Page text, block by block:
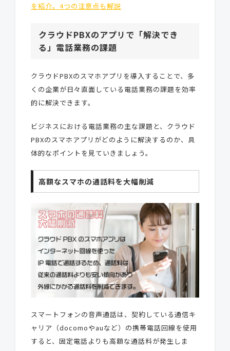
を紹介。4つの注意点も解説
クラウドPBXのアプリで「解決でき
る」電話業務の課題
クラウドPBXのスマホアプリを導入することで、多
くの企業が日々直面している電話業務の課題を効率
的に解決できます。
ビジネスにおける電話業務の主な課題と、クラウド
PBXのスマホアプリがどのように解決するのか、具
体的なポイントを見ていきましょう。
高額なスマホの通話料を大幅削減
スマートフォンの音声通話は、契約している通信キ
ャリア（docomoやauなど）の携帯電話回線を使用
すると、固定電話よりも高額な通話料が発生しま